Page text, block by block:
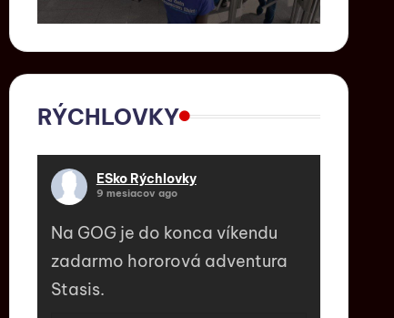
RÝCHLOVKY
ESko Rýchlovky
9 mesiacov ago
Na GOG je do konca víkendu
zadarmo hororová adventura
Stasis.